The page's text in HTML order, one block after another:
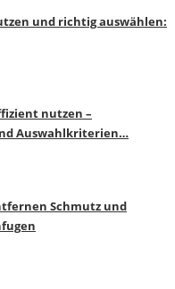
und richtig auswählen:
nutzen –
Auswahlkriterien…
Schmutz und